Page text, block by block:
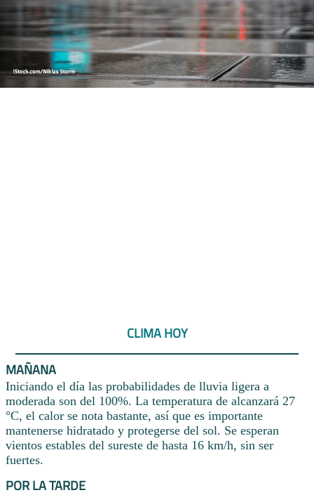
CLIMA HOY
MAÑANA
Iniciando el día las probabilidades de lluvia ligera a
moderada son del 100%. La temperatura de alcanzará 27
°C, el calor se nota bastante, así que es importante
mantenerse hidratado y protegerse del sol. Se esperan
vientos estables del sureste de hasta 16 km/h, sin ser
fuertes.
POR LA TARDE